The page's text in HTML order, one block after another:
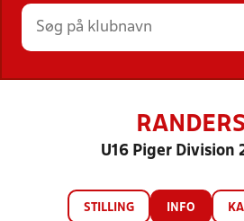
HOLD
U16 Piger Division
STILLING INFO